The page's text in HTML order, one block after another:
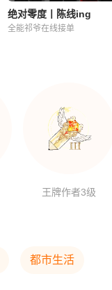
绝对零度丨陈线ing
全能祁爷在线接单
王牌作者3级
都市生活